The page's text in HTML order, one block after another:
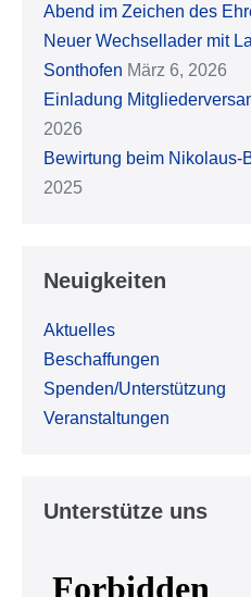
Abend im Zeichen des
Neuer Wechsellader mit
Sonthofen März 6, 2026
Einladung
2026
Bewirtung beim Nikolaus-
2025
Neuigkeiten
Aktuelles
Beschaffungen
Spenden/Unterstützung
Veranstaltungen
Unterstütze uns